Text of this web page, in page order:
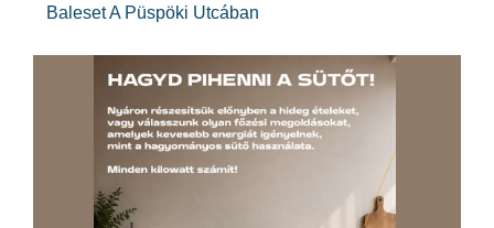
Baleset A Püspöki Utcában